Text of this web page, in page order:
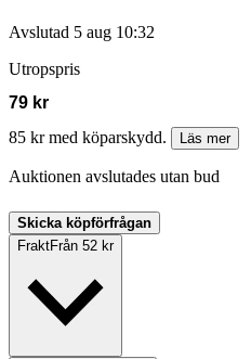
Avslutad 5 aug 10:32
Utropspris
79 kr
85 kr med köparskydd.
Läs mer
Auktionen avslutades utan bud
Skicka köpförfrågan
FraktFrån 52 kr